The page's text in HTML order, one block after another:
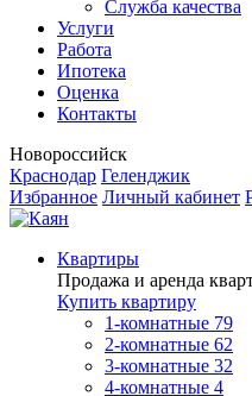
Служба качества
Услуги
Работа
Ипотека
Оценка
Контакты
Новороссийск
Краснодар Геленджик
Избранное Личный кабинет
Квартиры
Продажа и аренда
Купить квартиру
1-комнатные 79
2-комнатные 62
3-комнатные 32
4-комнатные 4